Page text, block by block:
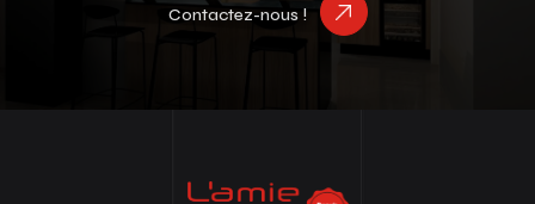
Contactez-nous !